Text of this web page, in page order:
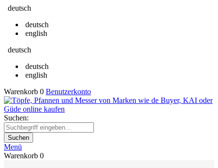
deutsch
deutsch
english
deutsch
deutsch
english
Warenkorb 0 Benutzerkonto
Suchen:
Suchen
Menü
Warenkorb 0